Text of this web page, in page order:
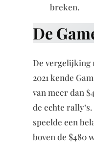
breken.
De
De vergelijking
2021 kende
van meer dan
de echte
speelde een
boven de $480